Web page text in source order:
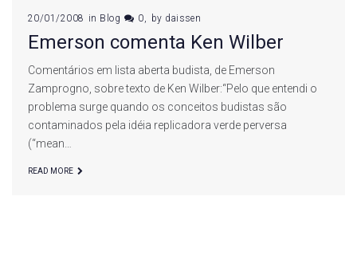
20/01/2008 in Blog 0 by daissen
Emerson comenta Ken Wilber
Comentários em lista aberta budista, de Emerson
Zamprogno, sobre texto de Ken Wilber:“Pelo que entendi o
problema surge quando os conceitos budistas são
contaminados pela idéia replicadora verde perversa
(“mean…
READ MORE